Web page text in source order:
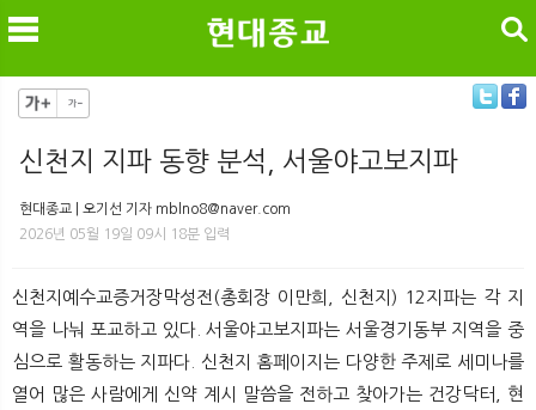
검색
신천지 지파 동향 분석, 서울야고보지파
현대종교 | 오기선 기자 mblno8@naver.com
2026년 05월 19일 09시 18분 입력
신천지예수교증거장막성전(총회장 이만희, 신천지) 12지파는 각 지
역을 나눠 포교하고 있다. 서울야고보지파는 서울경기동부 지역을 중
심으로 활동하는 지파다. 신천지 홈페이지는 다양한 주제로 세미나를
열어 많은 사람에게 신약 계시 말씀을 전하고 찾아가는 건강닥터, 현